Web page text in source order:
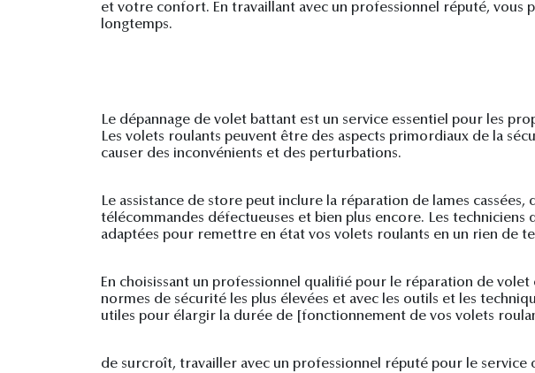
et votre confort. En travaillant avec un professionnel réputé,
longtemps.
Le dépannage de volet battant est un service essentiel pour les
Les volets roulants peuvent être des aspects primordiaux de la
causer des inconvénients et des perturbations.
Le assistance de store peut inclure la réparation de lames
télécommandes défectueuses et bien plus encore. Les
adaptées pour remettre en état vos volets roulants en un rien de
En choisissant un professionnel qualifié pour le réparation de
normes de sécurité les plus élevées et avec les outils et les
utiles pour élargir la durée de [fonctionnement de vos volets
de surcroît, travailler avec un professionnel réputé pour le